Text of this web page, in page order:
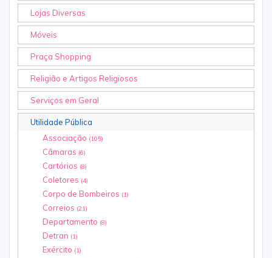
Lojas Diversas
Móveis
Praça Shopping
Religião e Artigos Religiosos
Serviços em Geral
Utilidade Pública
Associação (105)
Câmaras (6)
Cartórios (8)
Coletores (4)
Corpo de Bombeiros (1)
Correios (21)
Departamento (8)
Detran (1)
Exército (1)